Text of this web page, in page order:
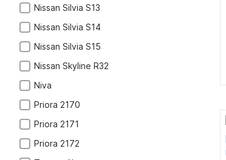
Nissan Silvia S13
Nissan Silvia S14
Nissan Silvia S15
Nissan Skyline R32
Niva
Priora 2170
Priora 2171
Priora 2172